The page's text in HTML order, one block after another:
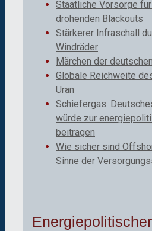
Staatliche Vorsorge
drohenden Blackouts
Stärkerer Infraschall
Windräder
Märchen der
Globale Reichweite
Uran
Schiefergas:
würde zur
beitragen
Wie sicher sind
Sinne der